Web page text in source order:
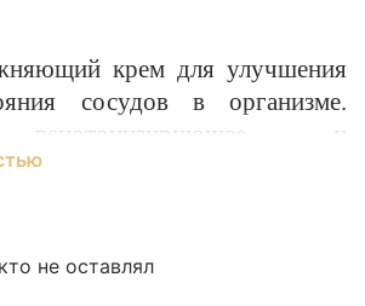
крем для улучшения
сосудов в организме.
венотонизирующее, и
действие. Снимает мышечные
и неприятные болезненные
Ускоряет рассасывание
не оставлял